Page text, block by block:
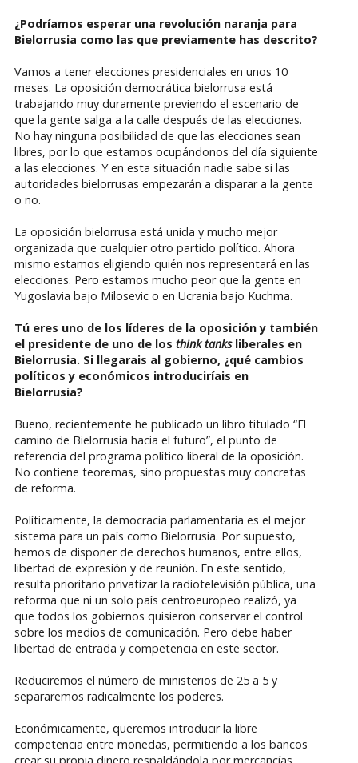
¿Podríamos esperar una revolución naranja para
Bielorrusia como las que previamente has descrito?
Vamos a tener elecciones presidenciales en unos 10
meses. La oposición democrática bielorrusa está
trabajando muy duramente previendo el escenario de
que la gente salga a la calle después de las elecciones.
No hay ninguna posibilidad de que las elecciones sean
libres, por lo que estamos ocupándonos del día siguiente
a las elecciones. Y en esta situación nadie sabe si las
autoridades bielorrusas empezarán a disparar a la gente
o no.
La oposición bielorrusa está unida y mucho mejor
organizada que cualquier otro partido político. Ahora
mismo estamos eligiendo quién nos representará en las
elecciones. Pero estamos mucho peor que la gente en
Yugoslavia bajo Milosevic o en Ucrania bajo Kuchma.
Tú eres uno de los líderes de la oposición y también
el presidente de uno de los think tanksliberales en
Bielorrusia. Si llegarais al gobierno, ¿qué cambios
políticos y económicos introduciríais en
Bielorrusia?
Bueno, recientemente he publicado un libro titulado “El
camino de Bielorrusia hacia el futuro”, el punto de
referencia del programa político liberal de la oposición.
No contiene teoremas, sino propuestas muy concretas
de reforma.
Políticamente, la democracia parlamentaria es el mejor
sistema para un país como Bielorrusia. Por supuesto,
hemos de disponer de derechos humanos, entre ellos,
libertad de expresión y de reunión. En este sentido,
resulta prioritario privatizar la radiotelevisión pública, una
reforma que ni un solo país centroeuropeo realizó, ya
que todos los gobiernos quisieron conservar el control
sobre los medios de comunicación. Pero debe haber
libertad de entrada y competencia en este sector.
Reduciremos el número de ministerios de 25 a 5 y
separaremos radicalmente los poderes.
Económicamente, queremos introducir la libre
competencia entre monedas, permitiendo a los bancos